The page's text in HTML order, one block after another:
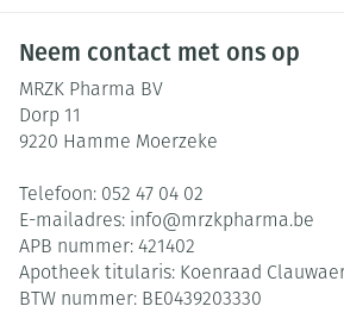
Neem contact met ons op
MRZK Pharma BV
Dorp 11
9220 Hamme Moerzeke
Telefoon: 052 47 04 02
E-mailadres: info@mrzkpharma.be
APB nummer: 421402
Apotheek titularis: Koenraad
BTW nummer: BE0439203330